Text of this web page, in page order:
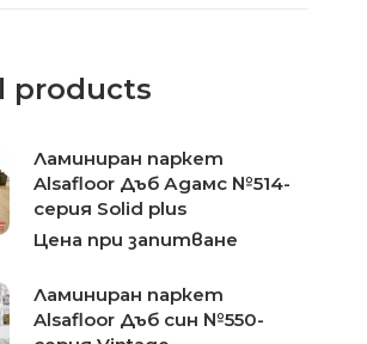
products
Ламиниран паркет
Alsafloor Дъб Адамс №514-
серия Solid plus
Цена при запитване
Ламиниран паркет
Alsafloor Дъб син №550-